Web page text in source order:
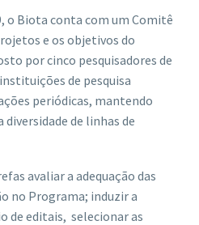
o Biota conta com um Comitê
e os objetivos do
por cinco pesquisadores de
de pesquisa
periódicas, mantendo
de linhas de
avaliar a adequação das
no Programa; induzir a
de editais, selecionar as